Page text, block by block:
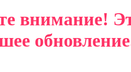
внимание!